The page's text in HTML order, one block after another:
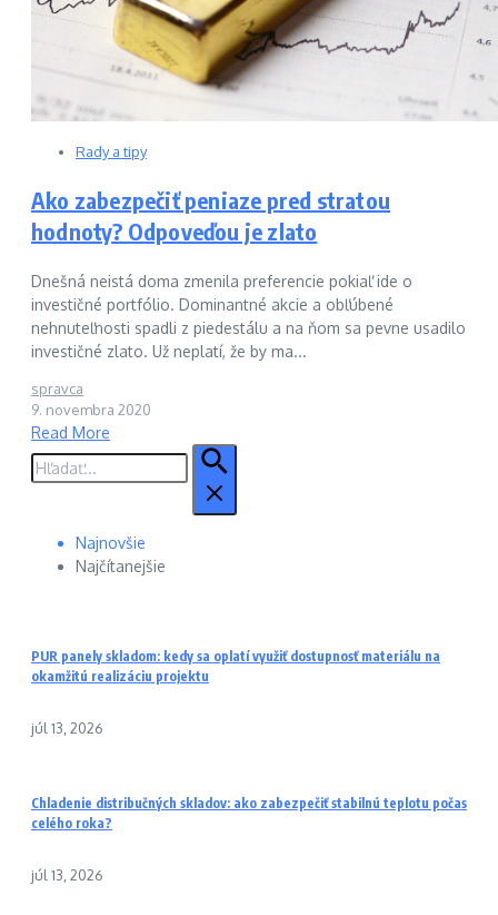
Rady a tipy
Ako zabezpečiť peniaze pred stratou
hodnoty? Odpoveďou je zlato
Dnešná neistá doma zmenila preferencie pokiaľ ide o
investičné portfólio. Dominantné akcie a obľúbené
nehnuteľnosti spadli z piedestálu a na ňom sa pevne usadilo
investičné zlato. Už neplatí, že by ma...
spravca
9. novembra 2020
Read More
Hľadať:
Najnovšie
Najčítanejšie
PUR panely skladom: kedy sa oplatí využiť dostupnosť materiálu na
okamžitú realizáciu projektu
júl 13, 2026
Chladenie distribučných skladov: ako zabezpečiť stabilnú teplotu počas
celého roka?
júl 13, 2026